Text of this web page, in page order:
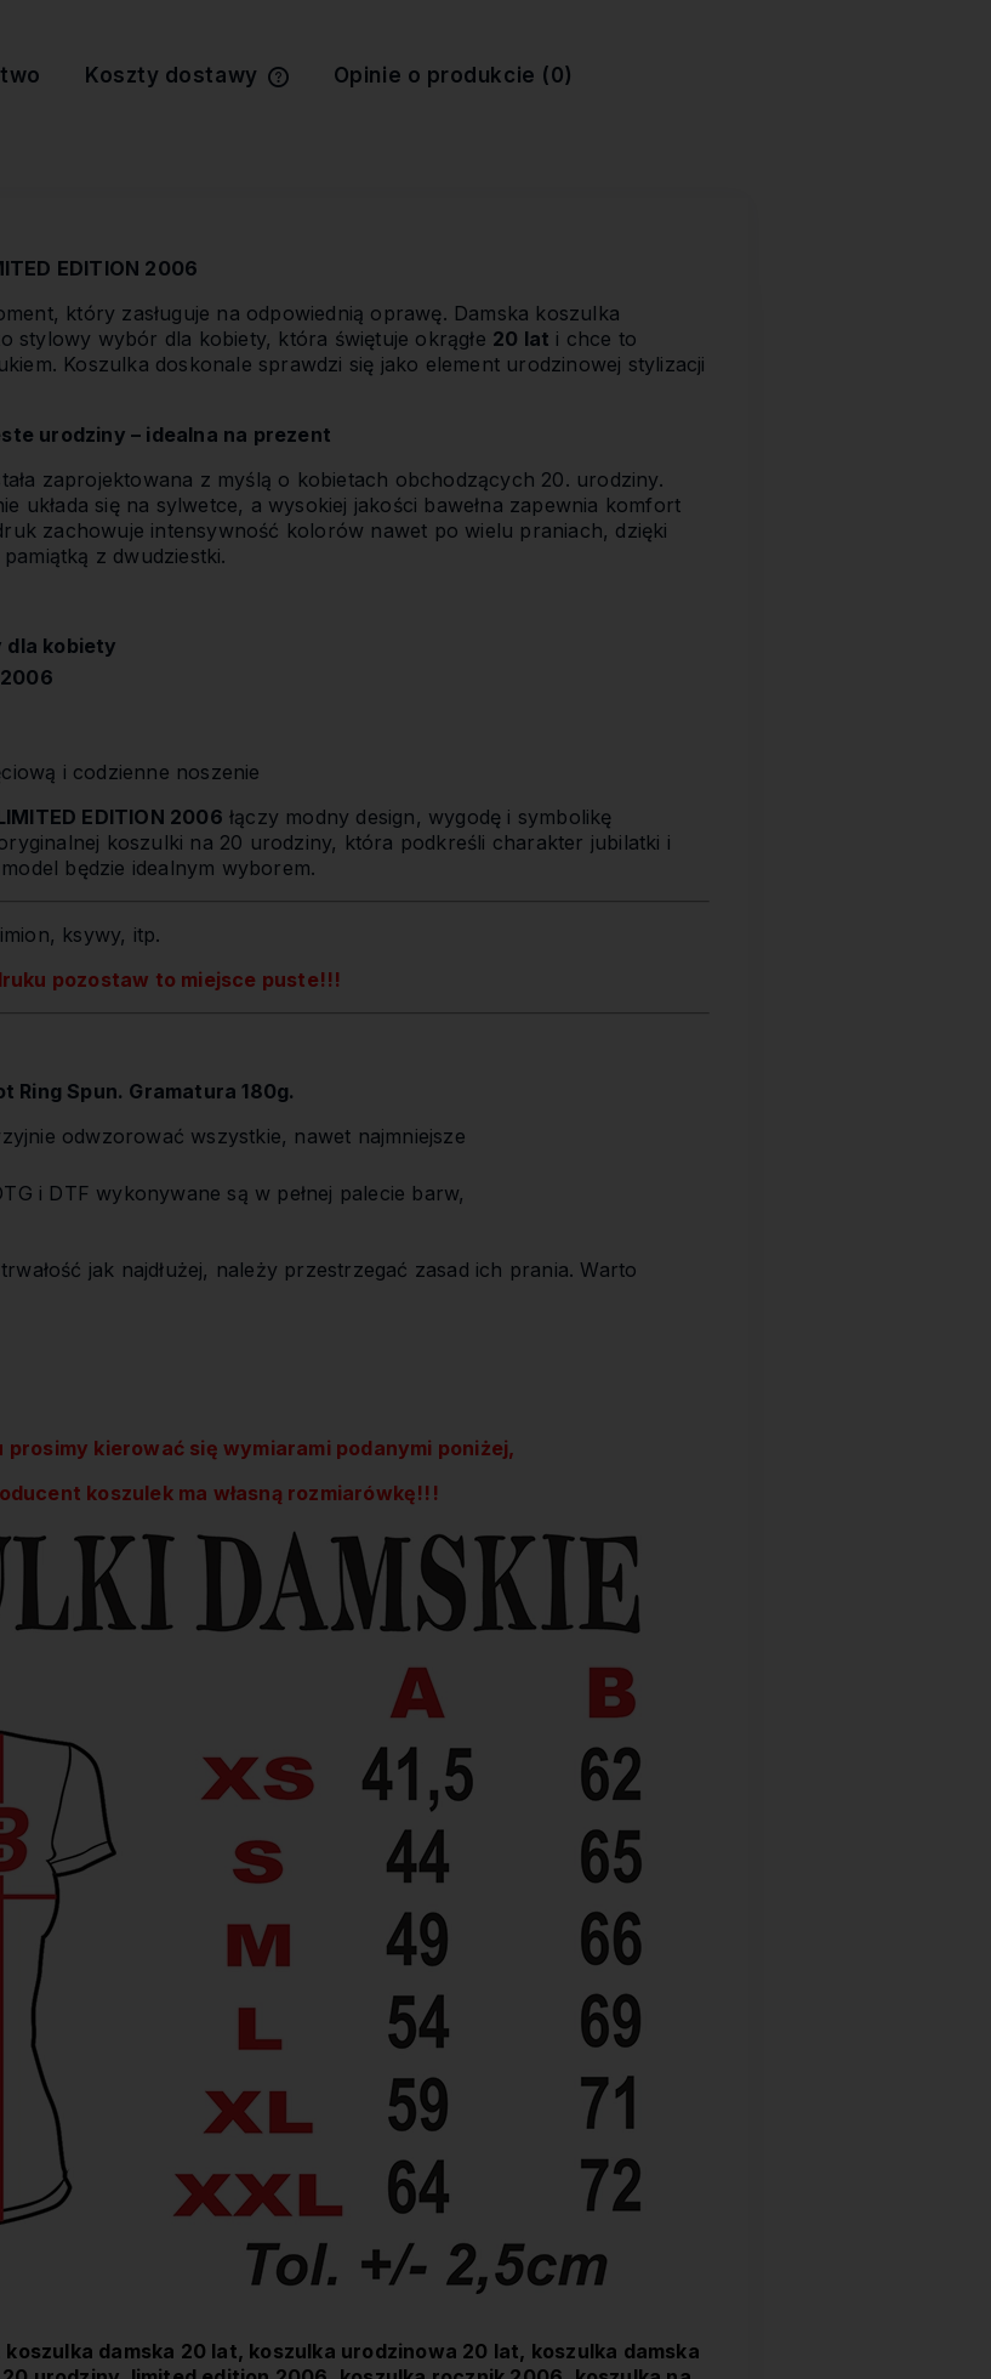
Koszty dostawy Opinie o produkcie (0)
EDITION 2006
który zasługuje na odpowiednią oprawę. Damska koszulka
stylowy wybór dla kobiety, która świętuje okrągłe 20 lat i chce to
Koszulka doskonale sprawdzi się jako element urodzinowej stylizacji
urodziny – idealna na prezent
zaprojektowana z myślą o kobietach obchodzących 20. urodziny.
układa się na sylwetce, a wysokiej jakości bawełna zapewnia komfort
zachowuje intensywność kolorów nawet po wielu praniach, dzięki
z dwudziestki.
dla kobiety
2006
i codzienne noszenie
EDITION 2006 łączy modny design, wygodę i symbolikę
koszulki na 20 urodziny, która podkreśli charakter jubilatki i
będzie idealnym wyborem.
ksywy, itp.
pozostaw to miejsce puste!!!
Ring Spun. Gramatura 180g.
odwzorować wszystkie, nawet najmniejsze
i DTF wykonywane są w pełnej palecie barw,
jak najdłużej, należy przestrzegać zasad ich prania. Warto
prosimy kierować się wymiarami podanymi poniżej,
koszulek ma własną rozmiarówkę!!!
damska 20 lat, koszulka urodzinowa 20 lat, koszulka damska